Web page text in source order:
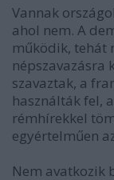
Vannak
ahol nem. A
működik, tehát
népszavazásra
szavaztak, a
használták fel,
rémhírekkel
egyértelműen
Nem avatkozik